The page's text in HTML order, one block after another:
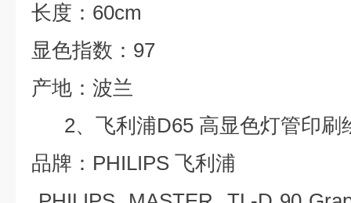
长度： 60cm
显色指数： 97
产地：波兰
2、飞利浦D65 高显色灯管印刷
品牌： PHILIPS 飞利浦